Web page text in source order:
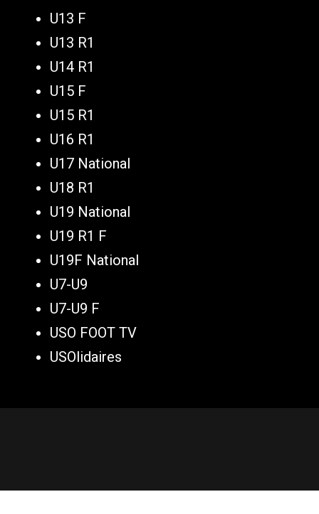
U13 F
U13 R1
U14 R1
U15 F
U15 R1
U16 R1
U17 National
U18 R1
U19 National
U19 R1 F
U19F National
U7-U9
U7-U9 F
USO FOOT TV
USOlidaires